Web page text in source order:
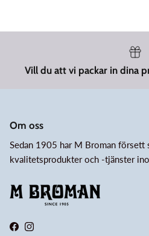
Vill du att vi packar in dina
Om oss
Sedan 1905 har M Broman försett
kvalitetsprodukter och -tjänster
FacebookInstagram